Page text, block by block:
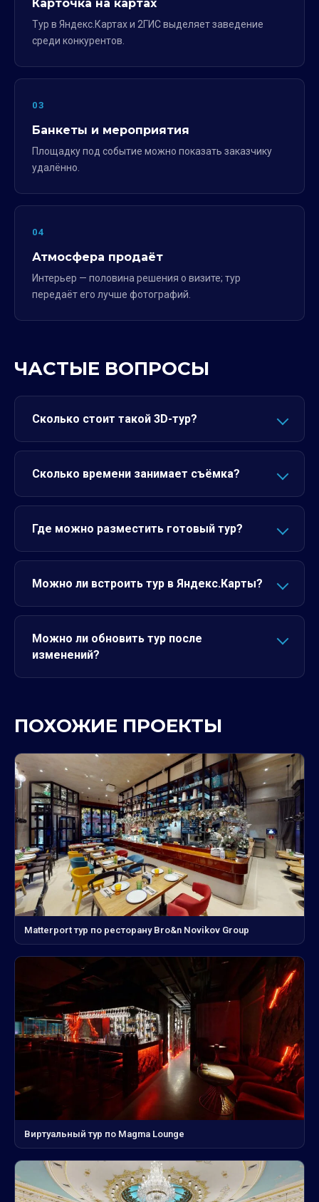
Карточка на картах
Тур в Яндекс.Картах и 2ГИС выделяет заведение
среди конкурентов.
03
Банкеты и мероприятия
Площадку под событие можно показать заказчику
удалённо.
04
Атмосфера продаёт
Интерьер — половина решения о визите; тур
передаёт его лучше фотографий.
ЧАСТЫЕ ВОПРОСЫ
Сколько стоит такой 3D-тур?
Сколько времени занимает съёмка?
Где можно разместить готовый тур?
Можно ли встроить тур в Яндекс.Карты?
Можно ли обновить тур после
изменений?
ПОХОЖИЕ ПРОЕКТЫ
Matterport тур по ресторану Bro&n Novikov Group
Виртуальный тур по Magma Lounge